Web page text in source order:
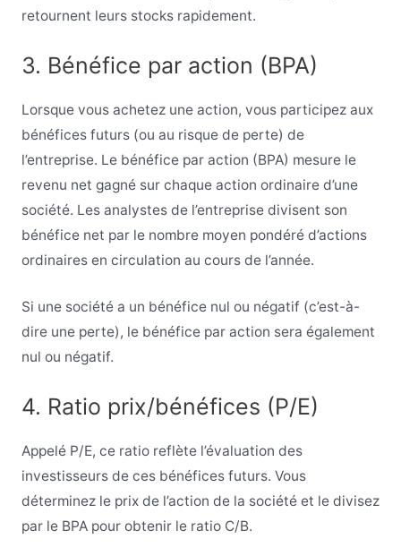
retournent leurs stocks rapidement.
3. Bénéfice par action (BPA)
Lorsque vous achetez une action, vous participez aux
bénéfices futurs (ou au risque de perte) de
l’entreprise. Le bénéfice par action (BPA) mesure le
revenu net gagné sur chaque action ordinaire d’une
société. Les analystes de l’entreprise divisent son
bénéfice net par le nombre moyen pondéré d’actions
ordinaires en circulation au cours de l’année.
Si une société a un bénéfice nul ou négatif (c’est-à-
dire une perte), le bénéfice par action sera également
nul ou négatif.
4. Ratio prix/bénéfices (P/E)
Appelé P/E, ce ratio reflète l’évaluation des
investisseurs de ces bénéfices futurs. Vous
déterminez le prix de l’action de la société et le divisez
par le BPA pour obtenir le ratio C/B.